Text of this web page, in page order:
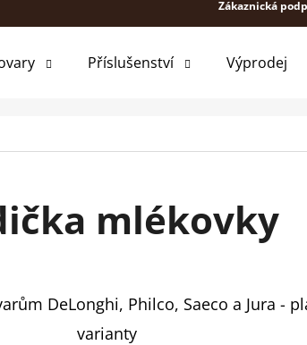
Zákaznická
Příslušenství Výprodej
mlékovky
DeLonghi, Philco, Saeco a Jura -
varianty